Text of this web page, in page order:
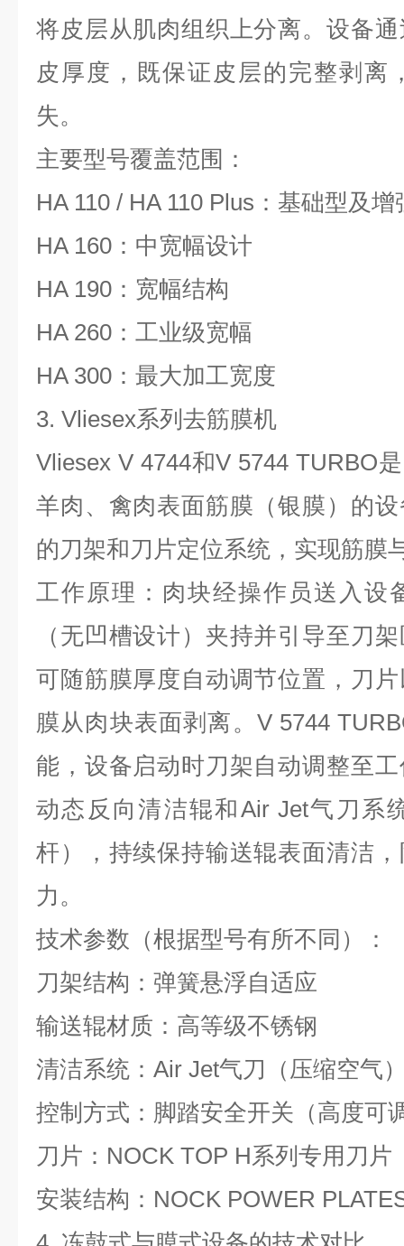
将皮层从肌肉组织上分离。设备
皮厚度，既保证皮层的完整剥离
失。
主要型号覆盖范围：
HA 110 / HA 110 Plus ：基础型及
HA 160 ：中宽幅设计
HA 190 ：宽幅结构
HA 260 ：工业级宽幅
HA 300 ：最大加工宽度
3. Vliesex系列去筋膜机
Vliesex V 4744和V 5744 TURBO是
羊肉、禽肉表面筋膜（银膜）的
的刀架和刀片定位系统，实现筋膜
工作原理：肉块经操作员送入设
（无凹槽设计）夹持并引导至刀
可随筋膜厚度自动调节位置，刀
膜从肉块表面剥离。 V 5744
能，设备启动时刀架自动调整至
动态反向清洁辊和Air Jet气刀系
杆），持续保持输送辊表面清洁
力。
技术参数（根据型号有所不同）：
刀架结构：弹簧悬浮自适应
输送辊材质：高等级不锈钢
清洁系统： Air Jet气刀（压缩空气
控制方式：脚踏安全开关（高度可
刀片： NOCK TOP H系列专用刀片
安装结构： NOCK POWER